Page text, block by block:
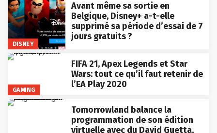
DISNEY
Avant même sa sortie en
Belgique, Disney+ a-t-elle
supprimé sa période d’essai de 7
jours gratuits ?
GAMING
FIFA 21, Apex Legends et Star
Wars: tout ce qu’il faut retenir de
l’EA Play 2020
Tomorrowland balance la
programmation de son édition
virtuelle avec du David Guetta,